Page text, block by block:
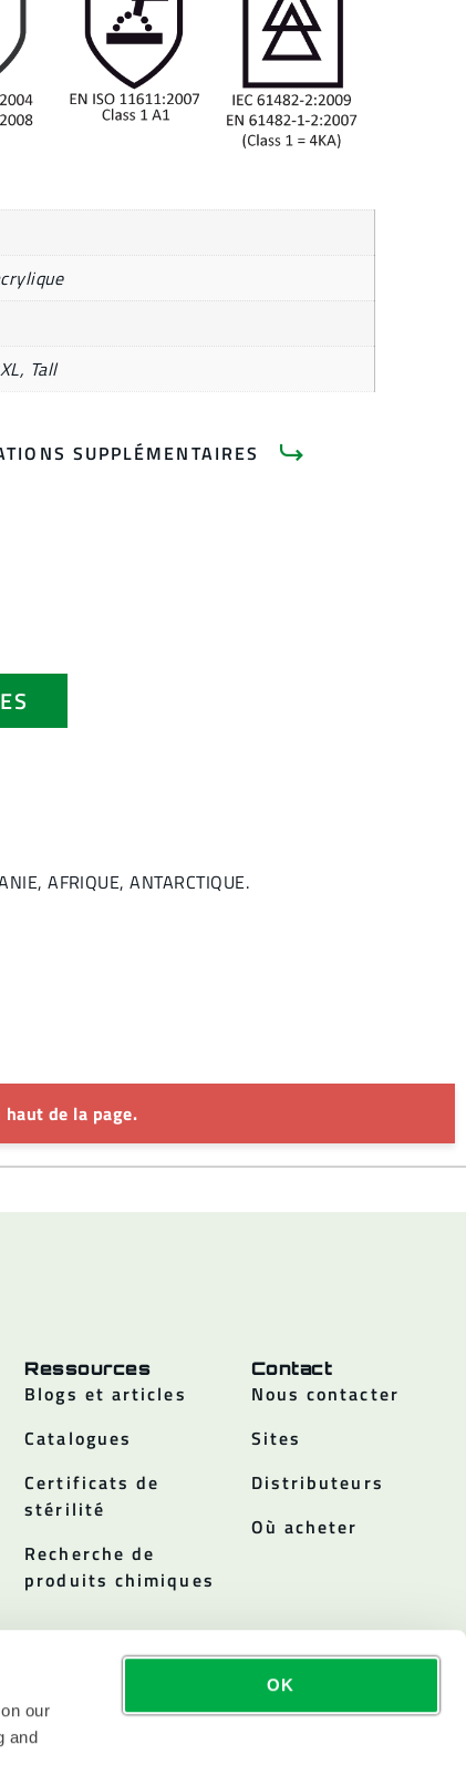
our
and
OK
Tall
SUPPLÉMENTAIRES
AFRIQUE, ANTARCTIQUE.
de la page.
Ressources
Blogs et articles
Catalogues
Certificats de
stérilité
Recherche de
produits chimiques
Contact
Nous contacter
Sites
Distributeurs
Où acheter